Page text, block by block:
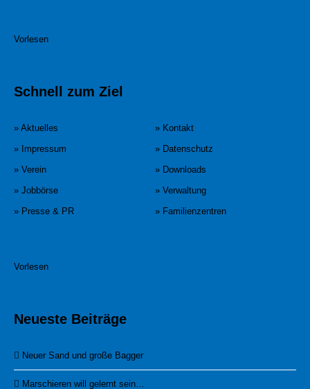
Vorlesen
Schnell zum Ziel
» Aktuelles
» Kontakt
» Impressum
» Datenschutz
» Verein
» Downloads
» Jobbörse
» Verwaltung
» Presse & PR
» Familienzentren
Vorlesen
Neueste Beiträge
Neuer Sand und große Bagger
Marschieren will gelernt sein…